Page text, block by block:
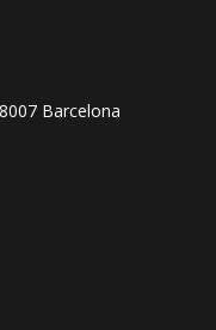
Barcelona